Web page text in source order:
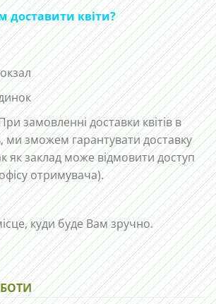
квіти?
замовленні доставки квітів в
ми зможем гарантувати доставку
як заклад може відмовити доступ
отримувача).
куди буде Вам зручно.